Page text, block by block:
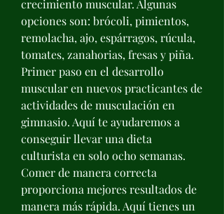
crecimiento muscular. Algunas
opciones son: brócoli, pimientos,
remolacha, ajo, espárragos, rúcula,
tomates, zanahorias, fresas y piña.
Primer paso en el desarrollo
muscular en nuevos practicantes de
actividades de musculación en
gimnasio. Aquí te ayudaremos a
conseguir llevar una dieta
culturista en solo ocho semanas.
Comer de manera correcta
proporciona mejores resultados de
manera más rápida. Aquí tienes un